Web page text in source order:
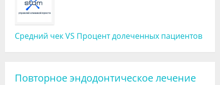
Средний чек VS Процент долеченных пациентов
Повторное эндодонтическое лечение